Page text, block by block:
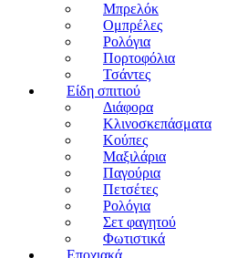
Μπρελόκ
Ομπρέλες
Ρολόγια
Πορτοφόλια
Τσάντες
Είδη σπιτιού
Διάφορα
Κλινοσκεπάσματα
Κούπες
Μαξιλάρια
Παγούρια
Πετσέτες
Ρολόγια
Σετ φαγητού
Φωτιστικά
Εποχιακά